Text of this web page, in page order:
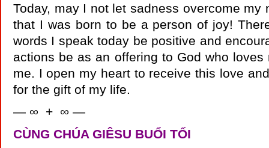
Today, may I not let sadness overcome my
that I was born to be a person of joy!
words I speak today be positive and
actions be as an offering to God who
me. I open my heart to receive this love
for the gift of my life.
— ∞ + ∞ —
CÙNG CHÚA GIÊSU BUỔI TỐI